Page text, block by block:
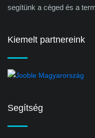
segítünk a céged és a
Kiemelt partnereink
Segítség